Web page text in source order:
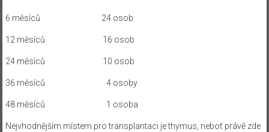
6 měsíců 24 osob
12 měsíců 16 osob
24 měsíců 10 osob
36 měsíců 4 osoby
48 měsíců 1 osoba
Nejvhodnějším místem pro transplantaci je thymus, neboť právě zde